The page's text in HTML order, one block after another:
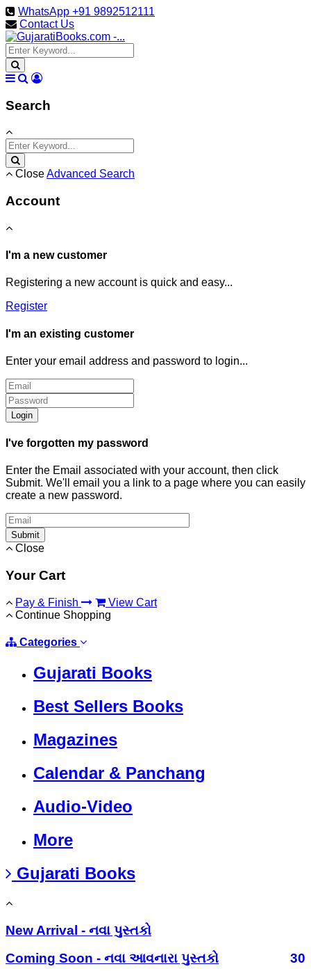
WhatsApp +91 9892512111
Contact Us
Search
CloseAdvanced Search
Account
I'm a new customer
Registering a new account is quick and easy...
Register
I'm an existing customer
Enter your email address and password to login...
Login
I've forgotten my password
Enter the Email associated with your account, then click
Submit. We'll email you a link to a page where you can easily
create a new password.
Submit
Close
Your Cart
Pay & Finish
View Cart
Continue Shopping
Categories
Gujarati Books
Best Sellers Books
Magazines
Calendar & Panchang
Audio-Video
More
Gujarati Books
New Arrival - નવા પુસ્તકો
Coming Soon - નવા આવનારા પુસ્તકો
30